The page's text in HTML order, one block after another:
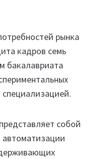
рынка
кадров семь
бакалавриата
собой